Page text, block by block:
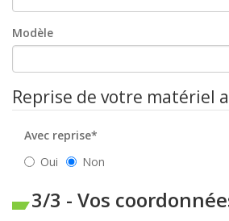
Modèle
Reprise de votre matériel
Avec reprise*
Oui
Non
3/3 - Vos